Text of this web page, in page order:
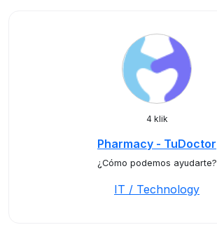
4 klik
Pharmacy - TuDoctor
¿Cómo podemos ayudarte?
IT / Technology